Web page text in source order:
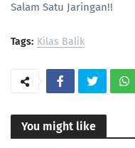
Salam Satu Jaringan!!
Tags: Kilas Balik
You might like